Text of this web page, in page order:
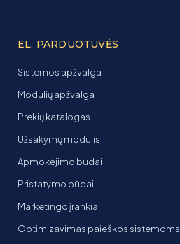
EL. PARDUOTUVĖS
Sistemos apžvalga
Modulių apžvalga
Prekių katalogas
Užsakymų modulis
Apmokėjimo būdai
Pristatymo būdai
Marketingo įrankiai
Optimizavimas paieškos sistemoms